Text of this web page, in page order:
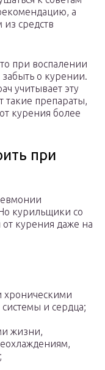
а
из средств
при воспалении
о курении.
учитывает эту
такие препараты,
курения более
при
курильщики со
от курения даже на
хроническими
и сердца;
жизни,